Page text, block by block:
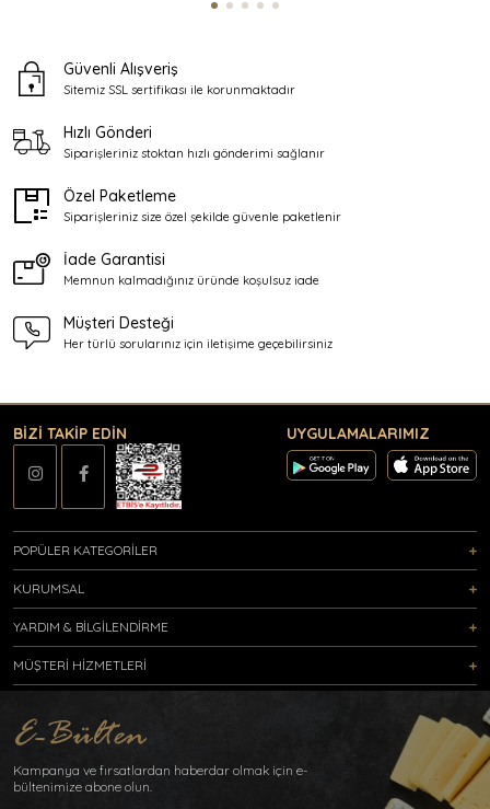
Güvenli Alışveriş
Sitemiz SSL sertifikası ile korunmaktadır
Hızlı Gönderi
Siparişleriniz stoktan hızlı gönderimi sağlanır
Özel Paketleme
Siparişleriniz size özel şekilde güvenle paketlenir
İade Garantisi
Memnun kalmadığınız üründe koşulsuz iade
Müşteri Desteği
Her türlü sorularınız için iletişime geçebilirsiniz
BİZİ TAKİP EDİN UYGULAMALARIMIZ
POPÜLER KATEGORİLER
KURUMSAL
YARDIM & BİLGİLENDİRME
MÜŞTERİ HİZMETLERİ
Kampanya ve fırsatlardan haberdar olmak için e-
bültenimize abone olun.